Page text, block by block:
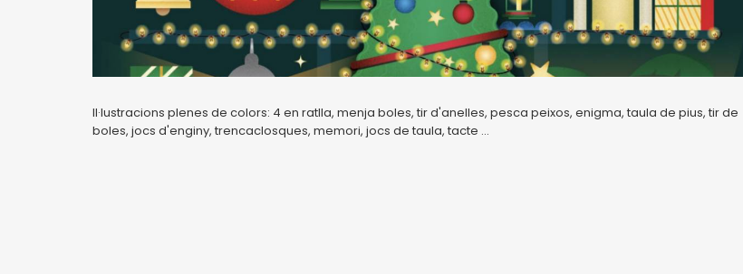
Il·lustracions plenes de colors: 4 en ratlla, menja boles, tir d'anelles, pesca peixos, enigma, taula de pius, tir de
boles, jocs d'enginy, trencaclosques, memori, jocs de taula, tacte ...